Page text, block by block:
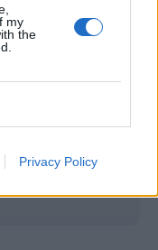
my
the
Privacy Policy